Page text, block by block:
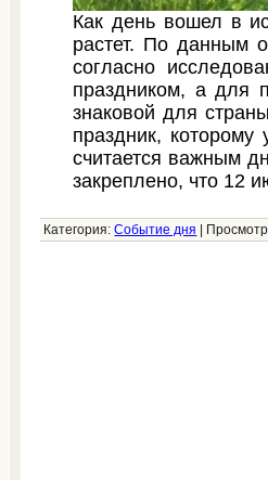
Как день вошел в
растет. По данным
согласно
праздником, а для
знаковой для
праздник,
считается важным
закреплено, что 12
Категория: Событие дня